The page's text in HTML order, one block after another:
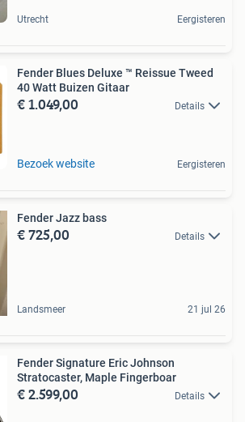
Utrecht Eergisteren
Fender Blues Deluxe ™ Reissue Tweed
40 Watt Buizen Gitaar
€ 1.049,00 Details
Bezoek website Eergisteren
Fender Jazz bass
€ 725,00 Details
Landsmeer 21 jul 26
Fender Signature Eric Johnson
Stratocaster, Maple Fingerboar
€ 2.599,00 Details